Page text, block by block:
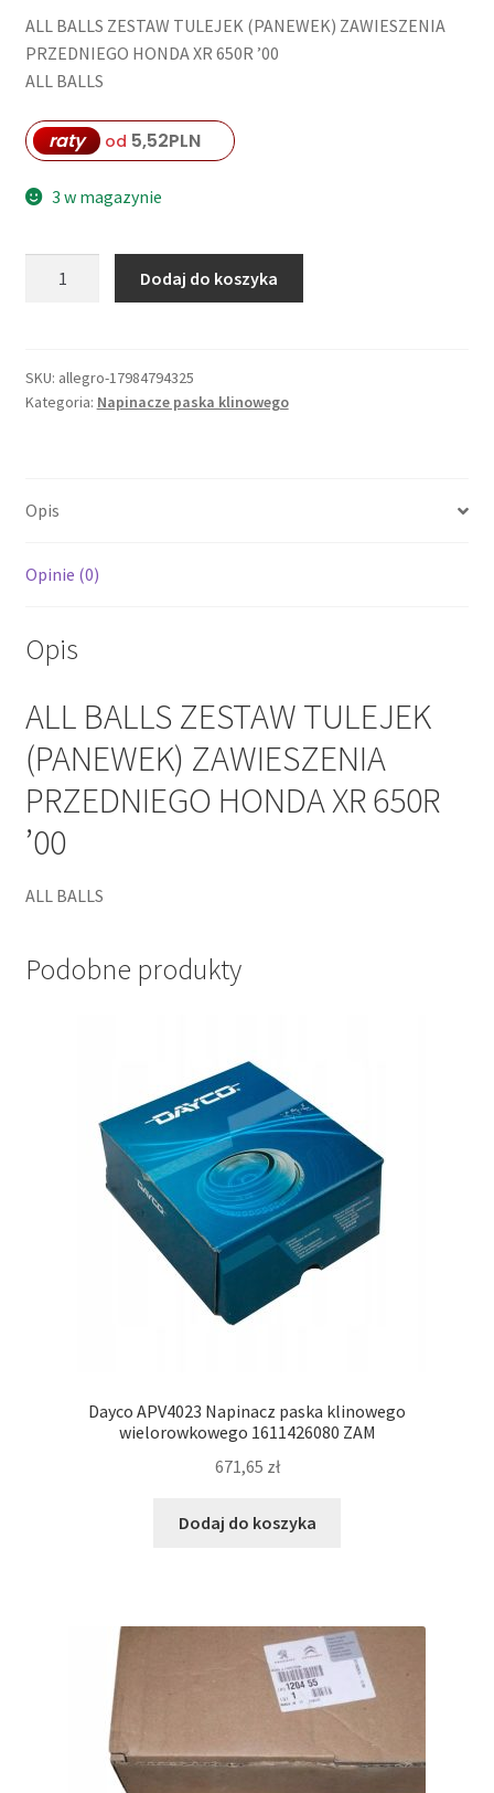
ALL BALLS ZESTAW TULEJEK (PANEWEK) ZAWIESZENIA
PRZEDNIEGO HONDA XR 650R ’00
ALL BALLS
raty od 5,52PLN
3 w magazynie
TULEJEK
(PANEWEK)
XR
'00
Dodaj do koszyka
SKU: allegro-17984794325
Kategoria: Napinacze paska klinowego
Opis
Opinie (0)
Opis
ALL BALLS ZESTAW TULEJEK
(PANEWEK) ZAWIESZENIA
PRZEDNIEGO HONDA XR 650R
’00
ALL BALLS
Podobne produkty
Dayco APV4023 Napinacz paska klinowego
wielorowkowego 1611426080 ZAM
671,65 zł
Dodaj do koszyka